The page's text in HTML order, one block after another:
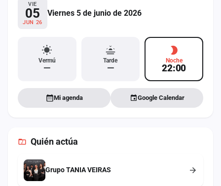
VIE
05
JUN 26
Viernes 5 de junio de 2026
Vermú
—
Tarde
—
Noche
22:00
Mi agenda Google Calendar
Quién actúa
Grupo TANIA VEIRAS
Contacto